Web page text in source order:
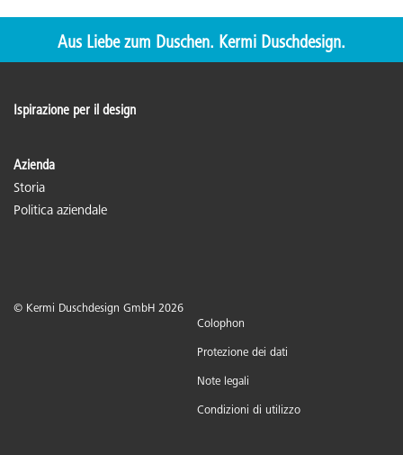
Aus Liebe zum Duschen. Kermi Duschdesign.
Ispirazione per il design
Azienda
Storia
Politica aziendale
© Kermi Duschdesign GmbH 2026
Colophon
Protezione dei dati
Note legali
Condizioni di utilizzo